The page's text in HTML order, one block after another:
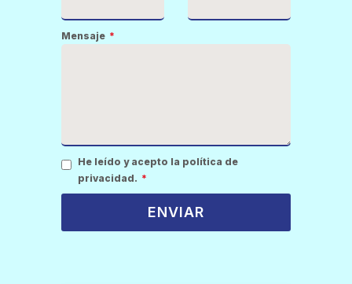
Mensaje *
He leído y acepto la política de
privacidad. *
ENVIAR